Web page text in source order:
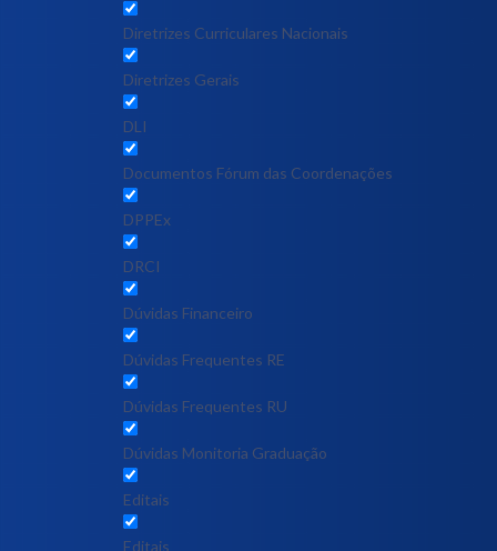
Diretrizes Curriculares Nacionais
Diretrizes Gerais
DLI
Documentos Fórum das Coordenações
DPPEx
DRCI
Dúvidas Financeiro
Dúvidas Frequentes RE
Dúvidas Frequentes RU
Dúvidas Monitoria Graduação
Editais
Editais